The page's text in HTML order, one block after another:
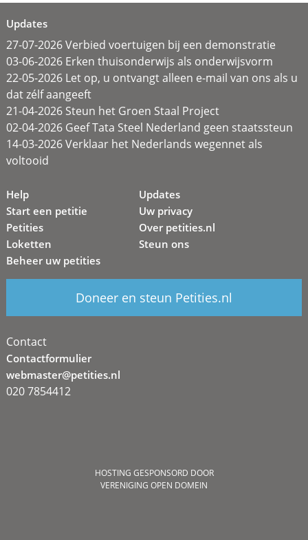
Updates
27-07-2026 Verbied voertuigen bij een demonstratie
03-06-2026 Erken thuisonderwijs als onderwijsvorm
22-05-2026 Let op, u ontvangt alleen e-mail van ons als u
dat zélf aangeeft
21-04-2026 Steun het Groen Staal Project
02-04-2026 Geef Tata Steel Nederland geen staatssteun
14-03-2026 Verklaar het Nederlands wegennet als
voltooid
Help
Start een petitie
Petities
Loketten
Beheer uw petities
Updates
Uw privacy
Over petities.nl
Steun ons
Doneer en steun Petities.nl
Contact
Contactformulier
webmaster@petities.nl
020 7854412
HOSTING GESPONSORD DOOR
VERENIGING OPEN DOMEIN